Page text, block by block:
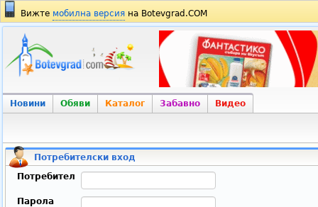
Вижте мобилна версия на Botevgrad.COM
Новини Обяви Каталог Забавно Видео
Потребителски вход
Потребител
Парола